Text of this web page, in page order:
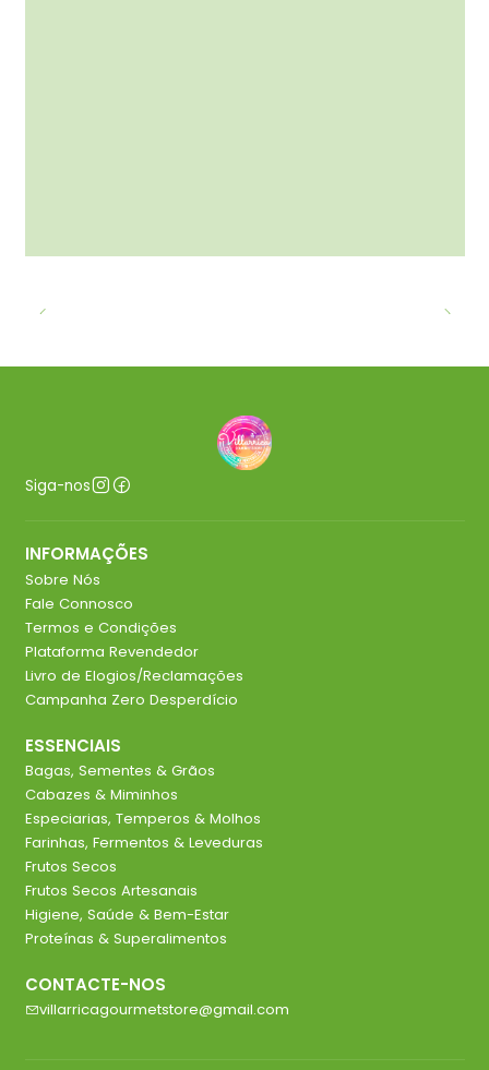
Siga-nos
INFORMAÇÕES
Sobre Nós
Fale Connosco
Termos e Condições
Plataforma Revendedor
Livro de Elogios/Reclamações
Campanha Zero Desperdício
ESSENCIAIS
Bagas, Sementes & Grãos
Cabazes & Miminhos
Especiarias, Temperos & Molhos
Farinhas, Fermentos & Leveduras
Frutos Secos
Frutos Secos Artesanais
Higiene, Saúde & Bem-Estar
Proteínas & Superalimentos
CONTACTE-NOS
villarricagourmetstore@gmail.com